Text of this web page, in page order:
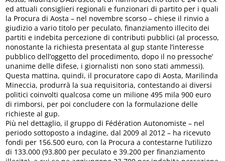
ed attuali consiglieri regionali e funzionari di partito per i quali
la Procura di Aosta – nel novembre scorso – chiese il rinvio a
giudizio a vario titolo per peculato, finanziamento illecito dei
partiti e indebita percezione di contributi pubblici (al processo,
nonostante la richiesta presentata al gup stante l’interesse
pubblico dell’oggetto del procedimento, dopo il no pressoche’
unanime delle difese, i giornalisti non sono stati ammessi).
Questa mattina, quindi, il procuratore capo di Aosta, Marilinda
Mineccia, produrrà la sua requisitoria, contestando ai diversi
politici coinvolti qualcosa come un milione 495 mila 900 euro
di rimborsi, per poi concludere con la formulazione delle
richieste al gup.
Più nel dettaglio, il gruppo di Fédération Autonomiste – nel
periodo sottoposto a indagine, dal 2009 al 2012 – ha ricevuto
fondi per 156.500 euro, con la Procura a contestarne l’utilizzo
di 133.000 (93.800 per peculato e 39.200 per finanziamento